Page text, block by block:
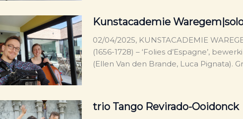
Kunstacademie
02/04/2025, KUNSTACADEMIE
(1656-1728) – ‘Folies d’Espagne’,
(Ellen Van den Brande, Luca Pignata).
trio Tango Revirado-Ooidonck